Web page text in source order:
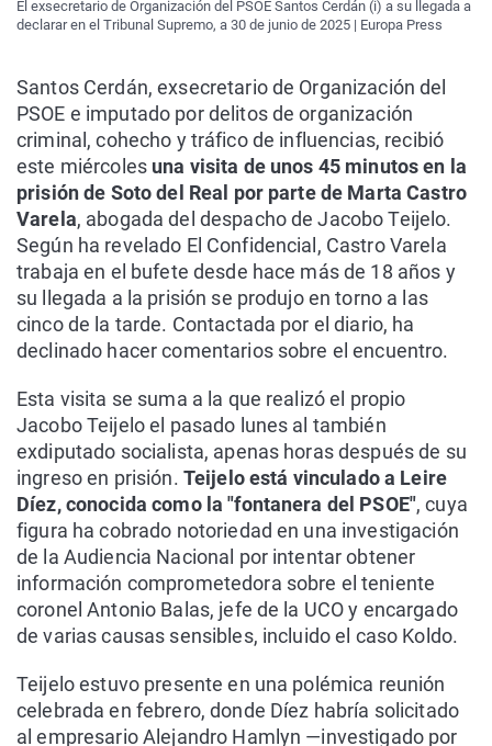
El exsecretario de Organización del PSOE Santos Cerdán (i) a su llegada a
declarar en el Tribunal Supremo, a 30 de junio de 2025 | Europa Press
Santos Cerdán, exsecretario de Organización del
PSOE e imputado por delitos de organización
criminal, cohecho y tráfico de influencias, recibió
este miércolesuna visita de unos 45 minutos en la
prisión de Soto del Real por parte de Marta Castro
Varela, abogada del despacho de Jacobo Teijelo.
Según ha revelado El Confidencial, Castro Varela
trabaja en el bufete desde hace más de 18 años y
su llegada a la prisión se produjo en torno a las
cinco de la tarde. Contactada por el diario, ha
declinado hacer comentarios sobre el encuentro.
Esta visita se suma a la que realizó el propio
Jacobo Teijelo el pasado lunes al también
exdiputado socialista, apenas horas después de su
ingreso en prisión. Teijelo está vinculado a Leire
Díez, conocida como la "fontanera del PSOE", cuya
figura ha cobrado notoriedad en una investigación
de la Audiencia Nacional por intentar obtener
información comprometedora sobre el teniente
coronel Antonio Balas, jefe de la UCO y encargado
de varias causas sensibles, incluido el caso Koldo.
Teijelo estuvo presente en una polémica reunión
celebrada en febrero, donde Díez habría solicitado
al empresario Alejandro Hamlyn —investigado por